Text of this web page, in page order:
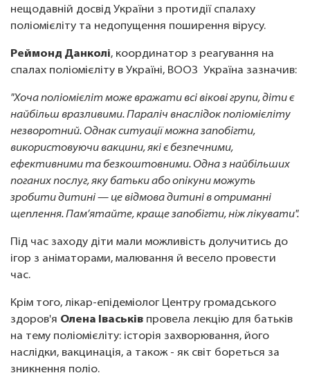
нещодавній досвід України з протидії спалаху
поліомієліту та недопущення поширення вірусу.
Реймонд Данколі, координатор з реагування на
спалах поліомієліту в Україні, ВООЗ Україна зазначив:
"Хоча поліомієліт може вражати всі вікові групи, діти є
найбільш вразливими. Параліч внаслідок поліомієліту
незворотний. Однак ситуації можна запобігти,
використовуючи вакцини, які є безпечними,
ефективними та безкоштовними. Одна з найбільших
поганих послуг, яку батьки або опікуни можуть
зробити дитині — це відмова дитині в отриманні
щеплення. Пам’ятайте, краще запобігти, ніж лікувати".
Під час заходу діти мали можливість долучитись до
ігор з аніматорами, малювання й весело провести
час.
Крім того, лікар-епідеміолог Центру громадського
здоров'я Олена Іваськів провела лекцію для батьків
на тему поліомієліту: історія захворювання, його
наслідки, вакцинація, а також - як світ бореться за
зникнення поліо.